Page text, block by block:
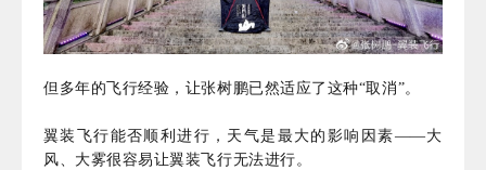
但多年的飞行经验，让张树鹏已然适应了这种“取消”。
翼装飞行能否顺利进行，天气是最大的影响因素——大
风、大雾很容易让翼装飞行无法进行。